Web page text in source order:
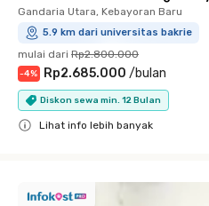
Gandaria Utara, Kebayoran Baru
5.9 km dari universitas bakrie
mulai dari Rp2.800.000
-4% Rp2.685.000 /bulan
Diskon sewa min. 12 Bulan
Lihat info lebih banyak